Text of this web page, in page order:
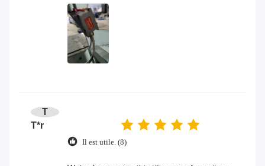
T
T*r
Il est utile. (8)